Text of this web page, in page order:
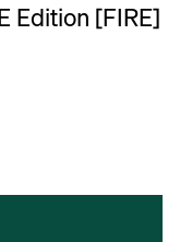
Edition [FIRE]